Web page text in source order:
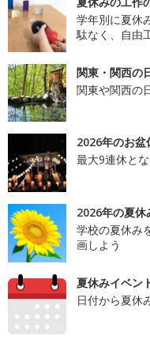
学年別に夏休
駄なく、自由
関東・関西の
関東や関西の
2026年のお盆
最大9連休と
2026年の夏休
学校の夏休み
画しよう
夏休みイベン
日付から夏休